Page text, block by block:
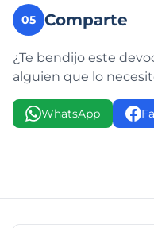
05 Comparte
¿Te bendijo este
alguien que lo
WhatsApp